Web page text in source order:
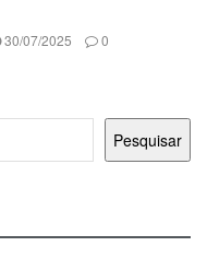
30/07/2025 0
Pesquisar